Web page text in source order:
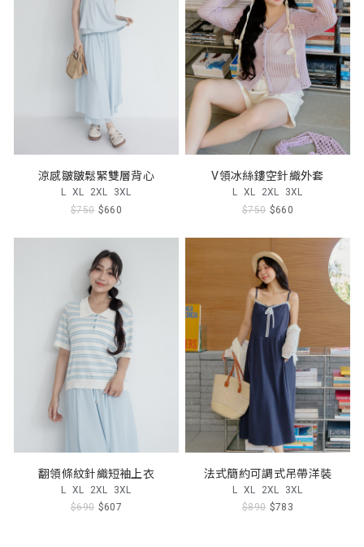
涼感皺皺鬆緊雙層背心
L XL 2XL 3XL
$750 $660
V領冰絲鏤空針織外套
L XL 2XL 3XL
$750 $660
翻領條紋針織短袖上衣
L XL 2XL 3XL
$690 $607
法式簡約可調式吊帶洋裝
L XL 2XL 3XL
$890 $783